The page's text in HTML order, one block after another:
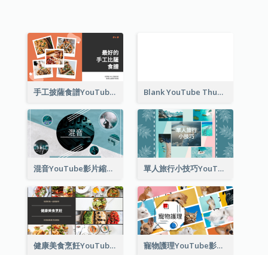
手工披薩食譜YouTube影片縮圖 Blank YouTube Thumbnail
混音YouTube影片縮圖 單人旅行小技巧YouTube影片縮圖
健康美食烹飪YouTube影片縮圖 寵物護理YouTube影片縮圖